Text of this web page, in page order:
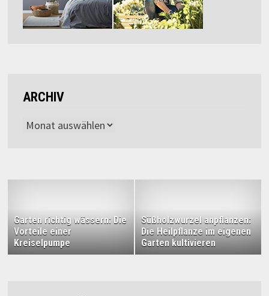
ARCHIV
Archiv
Garten richtig wässern: Die
Vorteile einer
Kreiselpumpe
Süßholzwurzel anpflanzen:
Die Heilpflanze im eigenen
Garten kultivieren